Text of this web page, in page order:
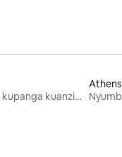
Nyumba za kupanga kuanzia mwezi mmoja
Athens